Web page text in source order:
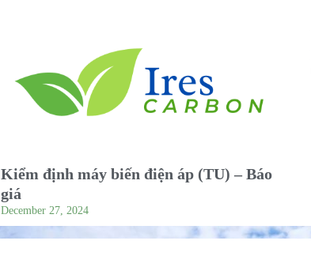
Kiểm định máy biến điện áp (TU) – Báo
giá
December 27, 2024